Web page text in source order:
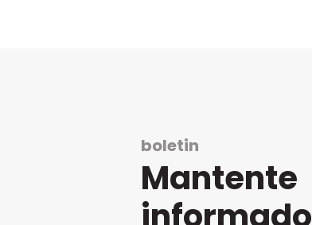
boletin
Mantente
informado